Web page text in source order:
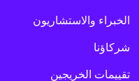
الخبراء والاستشاريون
شركاؤنا
تقييمات الخريجين